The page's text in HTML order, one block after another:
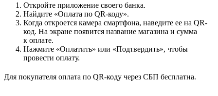
Откройте приложение своего банка.
Найдите «Оплата по QR-коду».
Когда откроется камера смартфона, наведите ее на QR-
код. На экране появится название магазина и сумма
к оплате.
Нажмите «Оплатить» или «Подтвердить», чтобы
провести оплату.
Для покупателя оплата по QR-коду через СБП бесплатна.